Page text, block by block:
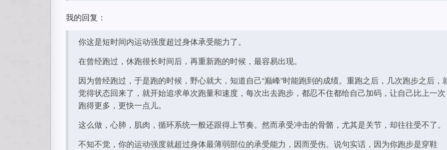
我的回复：
你这是短时间内运动强度超过身体承受能力了。
在曾经跑过，休跑很长时间后，再重新跑的时候，最容易出现。
因为曾经跑过，于是跑的时候，野心就大，知道自己“巅峰”时能跑到的成绩。重跑之后，几次跑步之后，
觉得状态回来了，就开始追求单次跑量和速度，每次出去跑步，都忍不住都给自己加码，让自己比上一次
跑得更多，更快一点儿。
这么做，心肺，肌肉，循环系统一般还跟得上节奏。然而承受冲击的骨骼，尤其是关节，却往往受不了。
不知不觉，你的运动强度就超过身体最薄弱部位的承受能力，因而受伤。说句实话，因为你跑步是穿鞋